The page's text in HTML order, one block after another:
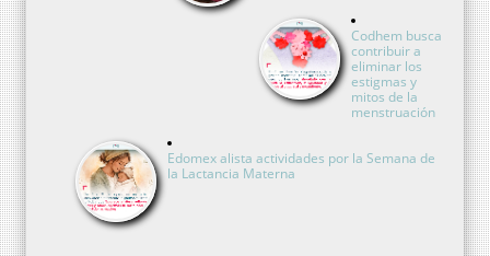
Codhem busca
contribuir a
eliminar los
estigmas y
mitos de la
menstruación
Edomex alista actividades por la Semana de
la Lactancia Materna